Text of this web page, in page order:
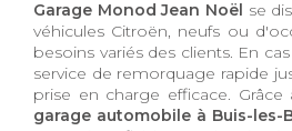
Garage Monod Jean Noël se
véhicules Citroën, neufs ou
besoins variés des clients. En
service de remorquage rapide
prise en charge efficace.
garage automobile à Buis-les-